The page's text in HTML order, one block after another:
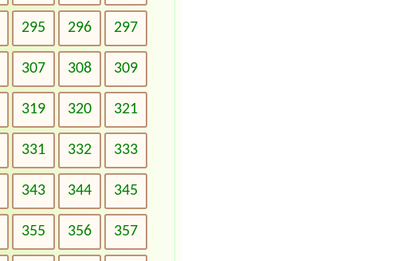
295 296 297
307 308 309
319 320 321
331 332 333
343 344 345
355 356 357